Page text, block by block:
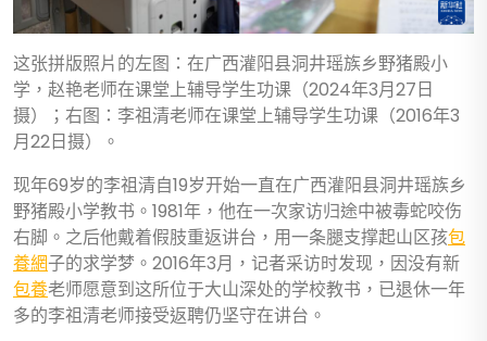
这张拼版照片的左图：在广西灌阳县洞井瑶族乡野猪殿小
学，赵艳老师在课堂上辅导学生功课（2024年3月27日
摄）；右图：李祖清老师在课堂上辅导学生功课（2016年3
月22日摄）。
现年69岁的李祖清自19岁开始一直在广西灌阳县洞井瑶族乡
野猪殿小学教书。1981年，他在一次家访归途中被毒蛇咬伤
右脚。之后他戴着假肢重返讲台，用一条腿支撑起山区孩包
養網子的求学梦。2016年3月，记者采访时发现，因没有新
包養老师愿意到这所位于大山深处的学校教书，已退休一年
多的李祖清老师接受返聘仍坚守在讲台。